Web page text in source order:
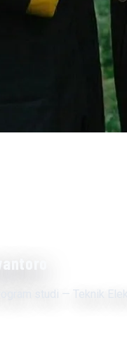
studi — Teknik